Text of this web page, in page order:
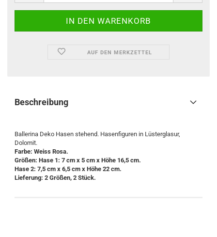
AUF DEN MERKZETTEL
Beschreibung
Ballerina Deko Hasen stehend. Hasenfiguren in Lüsterglasur,
Dolomit.
Farbe: Weiss Rosa.
Größen: Hase 1: 7 cm x 5 cm x Höhe 16,5 cm.
Hase 2: 7,5 cm x 6,5 cm x Höhe 22 cm.
Lieferung: 2 Größen, 2 Stück.